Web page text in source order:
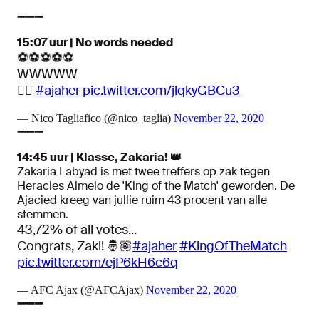
➖➖➖
15:07 uur | No words needed
⚽️⚽️⚽️⚽️⚽️
WWWWW
👍🏻 #ajaher pic.twitter.com/jlqkyGBCu3
— Nico Tagliafico (@nico_taglia) November 22, 2020
➖➖➖
14:45 uur | Klasse, Zakaria! 👑
Zakaria Labyad is met twee treffers op zak tegen
Heracles Almelo de 'King of the Match' geworden. De
Ajacied kreeg van jullie ruim 43 procent van alle
stemmen.
43,72% of all votes...
Congrats, Zaki! 🤴🏽#ajaher#KingOfTheMatch
pic.twitter.com/ejP6kH6c6q
— AFC Ajax (@AFCAjax) November 22, 2020
➖➖➖